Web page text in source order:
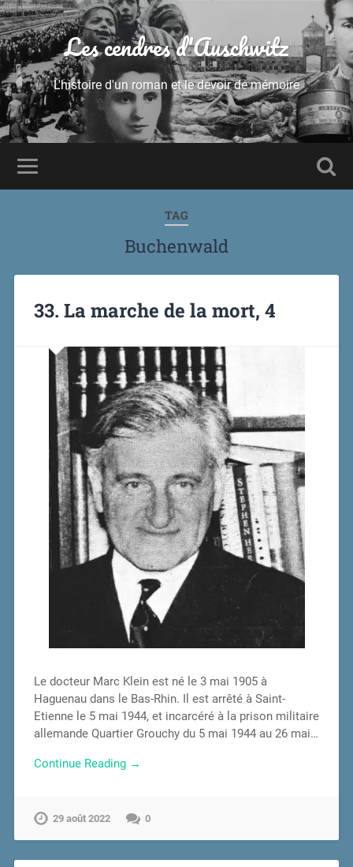
Les cendres d'Auschwitz
L'histoire d'un roman et le devoir de mémoire
TAG
Buchenwald
33. La marche de la mort, 4
Le docteur Marc Klein est né le 3 mai 1905 à
Haguenau dans le Bas-Rhin. Il est arrêté à Saint-
Etienne le 5 mai 1944, et incarcéré à la prison militaire
allemande Quartier Grouchy du 5 mai 1944 au 26 mai…
Continue Reading →
29 août 2022 0